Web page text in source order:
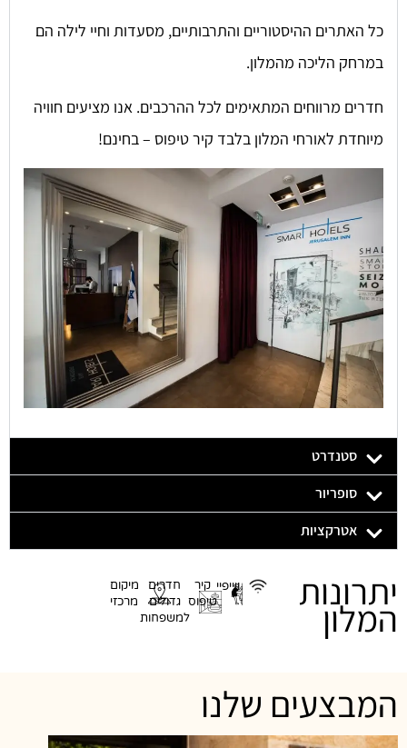
כל האתרים ההיסטוריים והתרבותיים, מסעדות וחיי לילה הם
במרחק הליכה מהמלון.
חדרים מרווחים המתאימים לכל ההרכבים. אנו מציעים חוויה
מיוחדת לאורחי המלון בלבד קיר טיפוס – בחינם!
סטנדרט
סופריור
אטרקציות
יתרונות
המלון
ווייפיי קיר
טיפוס
חדרים
גדולים
למשפחות
מיקום
מרכזי
המבצעים שלנו